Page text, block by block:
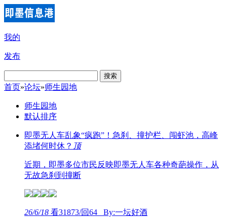
我的
发布
搜索
首页»论坛»师生园地
师生园地
默认排序
即墨无人车乱象“疯跑”！急刹、撞护栏、闯虾池，高峰
添堵何时休？ 顶
近期，即墨多位市民反映即墨无人车各种奇葩操作，从
无故急刹到撞断
26/6/18 看31873/回64 By:一坛好酒